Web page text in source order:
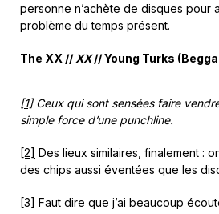
personne n’achète de disques pour
problème du temps présent.
The XX // XX// Young Turks
[1]Ceux qui sont sensées faire
simple force d’une punchline.
[2] Des lieux similaires, finalement :
des chips aussi éventées que les
[3] Faut dire que j’ai beaucoup